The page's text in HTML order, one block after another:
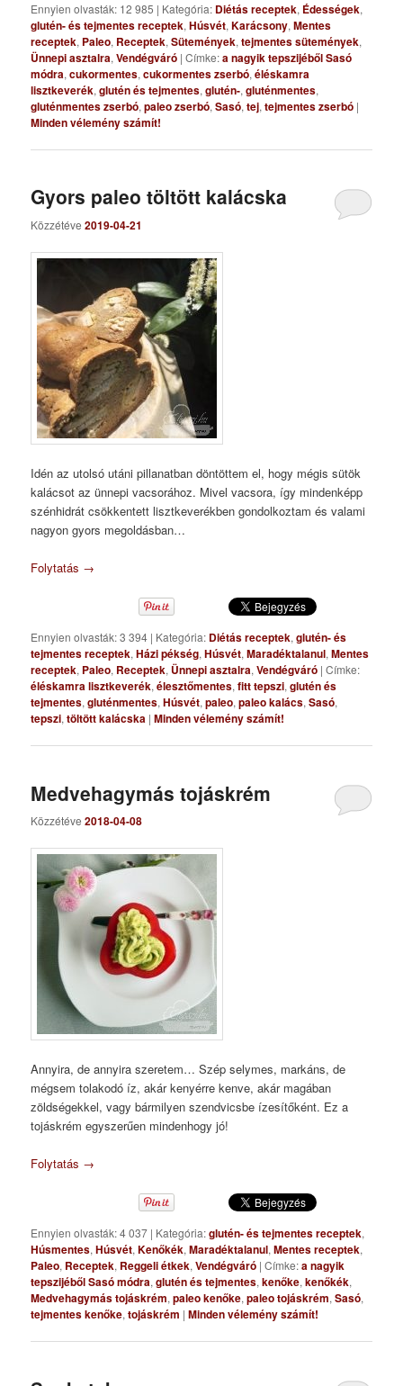
Ennyien olvasták: 12 985 | Kategória: Diétás receptek, Édességek,
glutén- és tejmentes receptek,Húsvét,Karácsony,Mentes
receptek, Paleo, Receptek,Sütemények,tejmentes sütemények,
Ünnepi asztalra,Vendégváró |Címke:a nagyik tepszijéből Sasó
módra,cukormentes,cukormentes zserbó,éléskamra
lisztkeverék,glutén és tejmentes,glutén-,gluténmentes,
gluténmentes zserbó,paleo zserbó,Sasó,tej,tejmentes zserbó |
Minden vélemény számít!
Gyors paleo töltött kalácska
Közzétéve2019-04-21
Idén az utolsó utáni pillanatban döntöttem el, hogy mégis sütök
kalácsot az ünnepi vacsorához. Mivel vacsora, így mindenképp
szénhidrát csökkentett lisztkeverékben gondolkoztam és valami
nagyon gyors megoldásban…
Folytatás →
Ennyien olvasták: 3 394 | Kategória: Diétás receptek,glutén- és
tejmentes receptek,Házi pékség,Húsvét,Maradéktalanul,Mentes
receptek, Paleo, Receptek, Ünnepi asztalra,Vendégváró |Címke:
éléskamra lisztkeverék,élesztőmentes,fitt tepszi,glutén és
tejmentes,gluténmentes,Húsvét,paleo,paleo kalács,Sasó,
tepszi,töltött kalácska |Minden vélemény számít!
Medvehagymás tojáskrém
Közzétéve2018-04-08
Annyira, de annyira szeretem… Szép selymes, markáns, de
mégsem tolakodó íz, akár kenyérre kenve, akár magában
zöldségekkel, vagy bármilyen szendvicsbe ízesítőként. Ez a
tojáskrém egyszerűen mindenhogy jó!
Folytatás →
Ennyien olvasták: 4 037 | Kategória:glutén- és tejmentes receptek,
Húsmentes,Húsvét,Kenőkék,Maradéktalanul,Mentes receptek,
Paleo, Receptek, Reggeli étkek,Vendégváró |Címke:a nagyik
tepszijéből Sasó módra,glutén és tejmentes,kenőke,kenőkék,
Medvehagymás tojáskrém,paleo kenőke,paleo tojáskrém,Sasó,
tejmentes kenőke,tojáskrém |Minden vélemény számít!